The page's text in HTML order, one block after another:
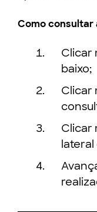
Como consultar
Clicar
baixo;
Clicar
Clicar
lateral